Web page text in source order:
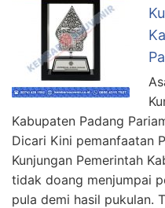
Kabupaten Padang
Dicari Kini pemanfaatan
Kunjungan Pemerintah
tidak doang menjumpai
pula demi hasil pukulan.